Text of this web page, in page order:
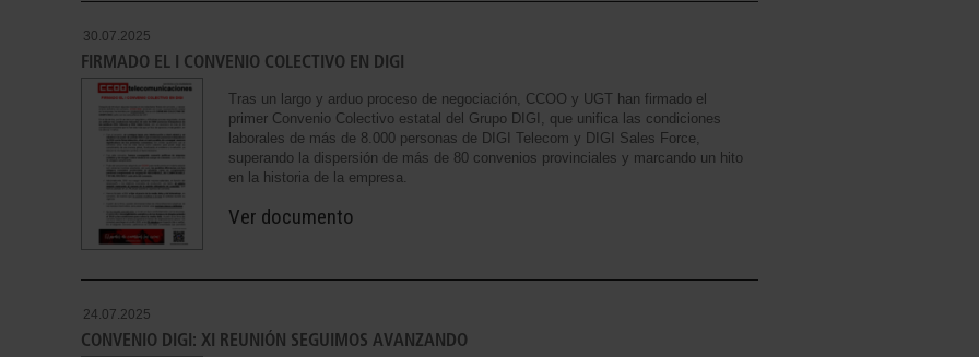
30.07.2025
FIRMADO EL I CONVENIO COLECTIVO EN DIGI
Tras un largo y arduo proceso de negociación, CCOO y UGT han firmado el
primer Convenio Colectivo estatal del Grupo DIGI, que unifica las condiciones
laborales de más de 8.000 personas de DIGI Telecom y DIGI Sales Force,
superando la dispersión de más de 80 convenios provinciales y marcando un hito
en la historia de la empresa.
Ver documento
24.07.2025
CONVENIO DIGI: XI REUNIÓN SEGUIMOS AVANZANDO